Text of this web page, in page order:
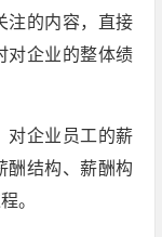
注的内容，直接
对企业的整体绩
对企业员工的薪
酬结构、薪酬构
。